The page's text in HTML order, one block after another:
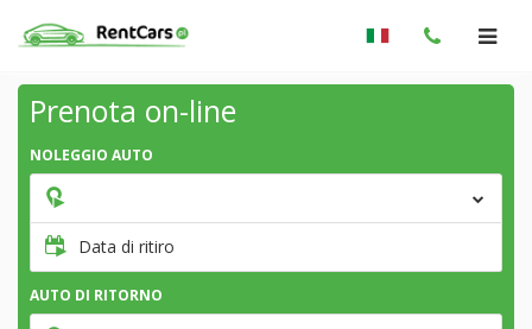
Prenota on-line
NOLEGGIO AUTO
Data di ritiro
AUTO DI RITORNO